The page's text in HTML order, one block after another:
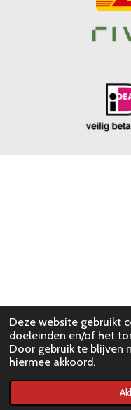
Deze website gebruikt
doeleinden en/of het
Door gebruik te blijven
hiermee akkoord.
E-mailadres